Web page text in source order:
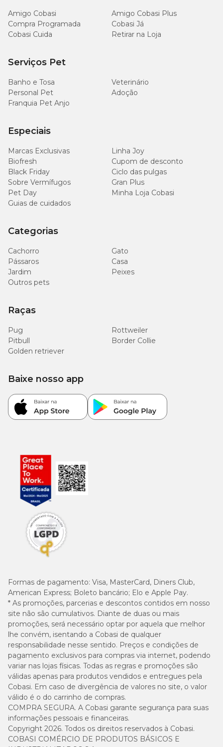
Amigo Cobasi
Amigo Cobasi Plus
Compra Programada
Cobasi Já
Cobasi Cuida
Retirar na Loja
Serviços Pet
Banho e Tosa
Veterinário
Personal Pet
Adoção
Franquia Pet Anjo
Especiais
Marcas Exclusivas
Linha Joy
Biofresh
Cupom de desconto
Black Friday
Ciclo das pulgas
Sobre Vermífugos
Gran Plus
Pet Day
Minha Loja Cobasi
Guias de cuidados
Categorias
Cachorro
Gato
Pássaros
Casa
Jardim
Peixes
Outros pets
Raças
Pug
Rottweiler
Pitbull
Border Collie
Golden retriever
Formas de pagamento: Visa, MasterCard, Diners Club,
American Express; Boleto bancário; Elo e Apple Pay.
* As promoções, parcerias e descontos contidos em nosso
site não são cumulativos. Diante de duas ou mais
promoções, será necessário optar por aquela que melhor
lhe convém, isentando a Cobasi de qualquer
responsabilidade nesse sentido. Preços e condições de
pagamento exclusivos para compras via internet, podendo
variar nas lojas físicas. Todas as regras e promoções são
válidas apenas para produtos vendidos e entregues pela
Cobasi. Em caso de divergência de valores no site, o valor
válido é o do carrinho de compras.
COMPRA SEGURA. A Cobasi garante segurança para suas
informações pessoais e financeiras.
Copyright 2026. Todos os direitos reservados à Cobasi.
COBASI COMÉRCIO DE PRODUTOS BÁSICOS E
Baixe nosso app